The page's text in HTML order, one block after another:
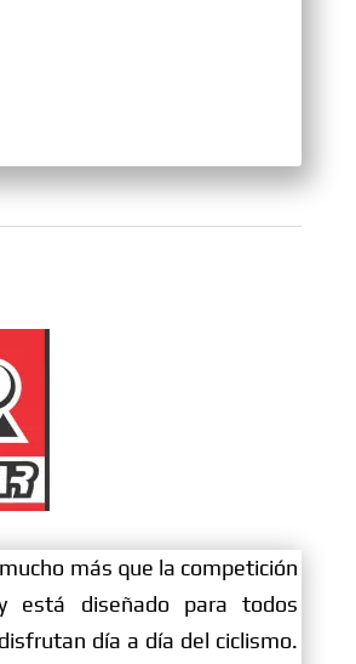
más que la competición
está diseñado para todos
día a día del ciclismo.